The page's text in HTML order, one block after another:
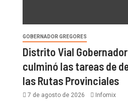
GOBERNADOR GREGORES
Distrito Vial
culminó las tareas de
las Rutas Provinciales
7 de agosto de 2026 Infomix